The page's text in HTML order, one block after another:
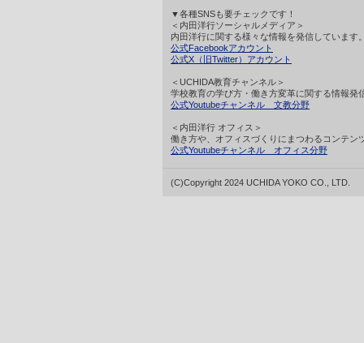
▼各種SNSも要チェックです！
＜内田洋行ソーシャルメディア＞
内田洋行に関する様々な情報を発信しています
公式Facebookアカウント
公式X（旧Twitter）アカウント
＜UCHIDA教育チャンネル＞
学校教育の学び方・働き方変革に関する情報発
公式Youtubeチャンネル 文教分野
＜内田洋行 オフィス＞
働き方や、オフィスづくりにまつわるコンテン
公式Youtubeチャンネル オフィス分野
(C)Copyright 2024 UCHIDA YOKO CO., LTD.